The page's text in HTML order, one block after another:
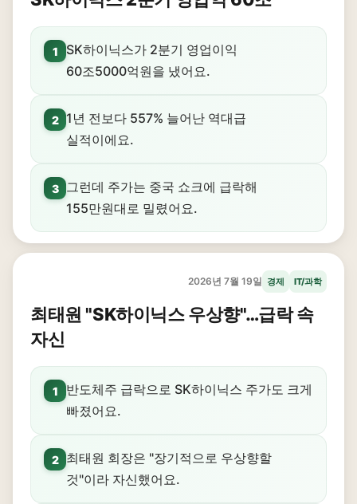
1
SK하이닉스가 2분기 영업이익
60조5000억원을 냈어요.
2 1년 전보다 557% 늘어난 역대급
실적이에요.
3
그런데 주가는 중국 쇼크에 급락해
155만원대로 밀렸어요.
2026년 7월 19일 경제 IT/과학
최태원 "SK하이닉스 우상향"…급락 속
자신
1
반도체주 급락으로 SK하이닉스 주가도 크게
빠졌어요.
2
최태원 회장은 "장기적으로 우상향할
것"이라 자신했어요.